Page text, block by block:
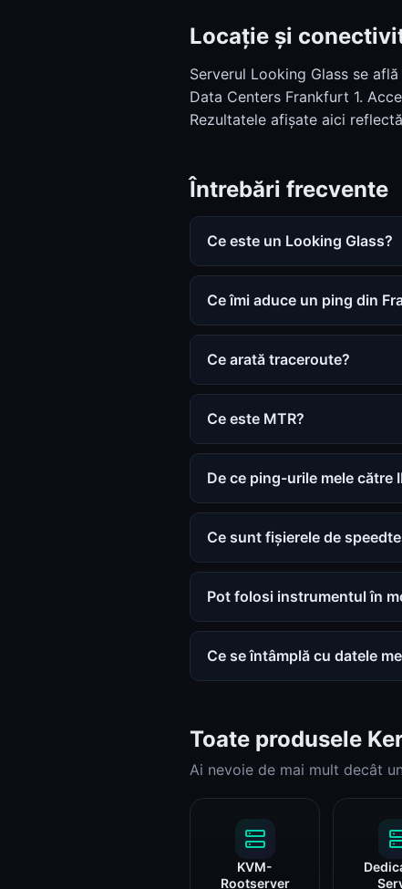
Locație și
Serverul Looking Glass se
Data Centers Frankfurt 1.
Rezultatele afișate aici
Întrebări frecvente
Ce este un Looking Glass?
Ce îmi aduce un ping din
Ce arată traceroute?
Ce este MTR?
De ce ping-urile mele către
Ce sunt fișierele de
Pot folosi instrumentul în
Ce se întâmplă cu datele
Toate produsele
Ai nevoie de mai mult decât
KVM-
Rootserver